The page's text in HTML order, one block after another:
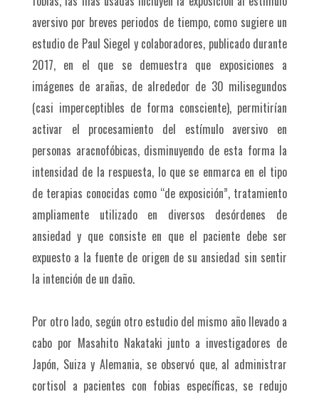
aversivo por breves periodos de tiempo, como sugiere un
estudio de Paul Siegel y colaboradores, publicado durante
2017, en el que se demuestra que exposiciones a
imágenes de arañas, de alrededor de 30 milisegundos
(casi imperceptibles de forma consciente), permitirían
activar el procesamiento del estímulo aversivo en
personas aracnofóbicas, disminuyendo de esta forma la
intensidad de la respuesta, lo que se enmarca en el tipo
de terapias conocidas como “de exposición”, tratamiento
ampliamente utilizado en diversos desórdenes de
ansiedad y que consiste en que el paciente debe ser
expuesto a la fuente de origen de su ansiedad sin sentir
la intención de un daño.
Por otro lado, según otro estudio del mismo año llevado a
cabo por Masahito Nakataki junto a investigadores de
Japón, Suiza y Alemania, se observó que, al administrar
cortisol a pacientes con fobias específicas, se redujo